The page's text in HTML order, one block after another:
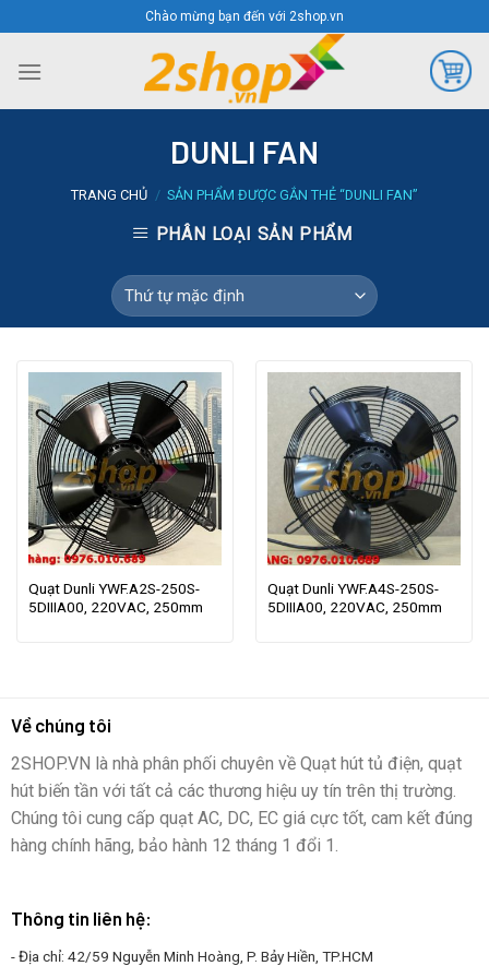
to
content
Chào mừng bạn đến với 2shop.vn
DUNLI FAN
TRANG CHỦ / SẢN PHẨM ĐƯỢC GẮN THẺ “DUNLI FAN”
PHÂN LOẠI SẢN PHẨM
Quạt Dunli YWF.A2S-250S-
5DIIIA00, 220VAC, 250mm
Quạt Dunli YWF.A4S-250S-
5DIIIA00, 220VAC, 250mm
Về chúng tôi
2SHOP.VN là nhà phân phối chuyên về Quạt hút tủ điện, quạt
hút biến tần với tất cả các thương hiệu uy tín trên thị trường.
Chúng tôi cung cấp quạt AC, DC, EC giá cực tốt, cam kết đúng
hàng chính hãng, bảo hành 12 tháng 1 đổi 1.
Thông tin liên hệ:
- Địa chỉ: 42/59 Nguyễn Minh Hoàng, P. Bảy Hiền, TP.HCM